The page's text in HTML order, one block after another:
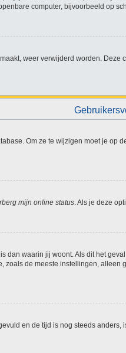
computer, bijvoorbeeld op
weer verwijderd worden.
Om ze te wijzigen moet je op
mijn online status. Als je deze
dan waarin jij woont. Als dit het
zoals de meeste instellingen,
en de tijd is nog steeds